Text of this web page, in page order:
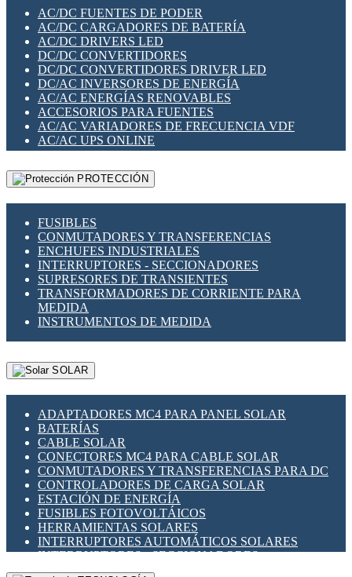
SWITCH Y MICROSWITCH
TARJETAS PI
UNIÓN Y DERIVACIÓN DE CABLE
PLACAS MODULARES IOT
SWITCHES Y REDES WIFI
SOLUCIONES IOT
SOLUCIONES LORAWAN
SOLUCIONES RED CELULAR
SEGURIDAD PARA REDES
SWITCHES LAN
TELEFONÍA IP (VOIP)
VIGILANCIA IP (CCTV)
MESHTASTIC
AC/DC FUENTES DE PODER
AC/DC CARGADORES DE BATERÍA
AC/DC DRIVERS LED
DC/DC CONVERTIDORES
DC/DC CONVERTIDORES DRIVER LED
DC/AC INVERSORES DE ENERGÍA
AC/AC ENERGÍAS RENOVABLES
ACCESORIOS PARA FUENTES
AC/AC VARIADORES DE FRECUENCIA VDF
AC/AC UPS ONLINE
PROTECCIÓN
FUSIBLES
CONMUTADORES Y TRANSFERENCIAS
ENCHUFES INDUSTRIALES
INTERRUPTORES - SECCIONADORES
SUPRESORES DE TRANSIENTES
TRANSFORMADORES DE CORRIENTE PARA
MEDIDA
INSTRUMENTOS DE MEDIDA
SOLAR
ADAPTADORES MC4 PARA PANEL SOLAR
BATERÍAS
CABLE SOLAR
CONECTORES MC4 PARA CABLE SOLAR
CONMUTADORES Y TRANSFERENCIAS PARA DC
CONTROLADORES DE CARGA SOLAR
ESTACIÓN DE ENERGÍA
FUSIBLES FOTOVOLTÁICOS
HERRAMIENTAS SOLARES
INTERRUPTORES AUTOMÁTICOS SOLARES
INTERRUPTORES - SECCIONADORES
FOTOVOLTÁICOS